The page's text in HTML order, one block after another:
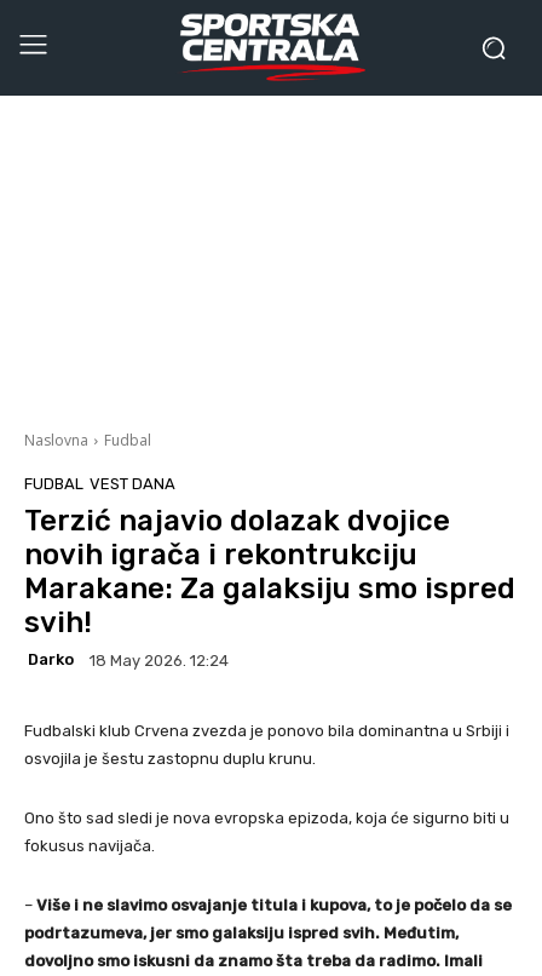
Naslovna Fudbal
FUDBAL VEST DANA
Terzić najavio dolazak dvojice
novih igrača i rekontrukciju
Marakane: Za galaksiju smo ispred
svih!
Darko 18 May 2026. 12:24
Fudbalski klub Crvena zvezda je ponovo bila dominantna u Srbiji i
osvojila je šestu zastopnu duplu krunu.
Ono što sad sledi je nova evropska epizoda, koja će sigurno biti u
fokusus navijača.
– Više i ne slavimo osvajanje titula i kupova, to je počelo da se
podrtazumeva, jer smo galaksiju ispred svih. Međutim,
dovoljno smo iskusni da znamo šta treba da radimo. Imali